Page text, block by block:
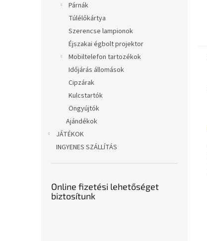
Párnák
Túlélőkártya
Szerencse lampionok
Éjszakai égbolt projektor
Mobiltelefon tartozékok
Időjárás állomások
Cipzárak
Kulcstartók
Öngyújtók
Ajándékok
JÁTÉKOK
INGYENES SZÁLLÍTÁS
Online fizetési lehetőséget
biztosítunk